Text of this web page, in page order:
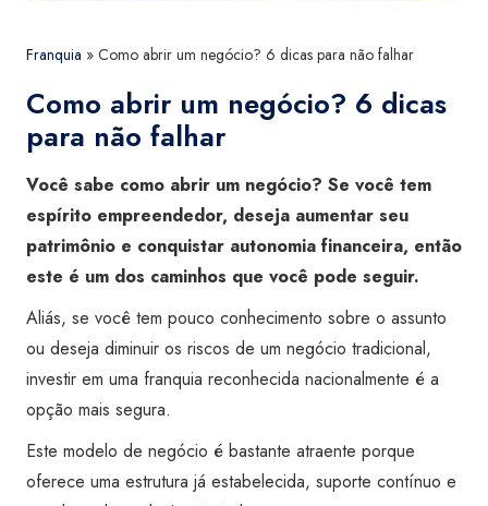
Franquia » Como abrir um negócio? 6 dicas para não falhar
Como abrir um negócio? 6 dicas
para não falhar
Você sabe como abrir um negócio? Se você tem
espírito empreendedor, deseja aumentar seu
patrimônio e conquistar autonomia financeira, então
este é um dos caminhos que você pode seguir.
Aliás, se você tem pouco conhecimento sobre o assunto
ou deseja diminuir os riscos de um negócio tradicional,
investir em uma franquia reconhecida nacionalmente é a
opção mais segura.
Este modelo de negócio é bastante atraente porque
oferece uma estrutura já estabelecida, suporte contínuo e